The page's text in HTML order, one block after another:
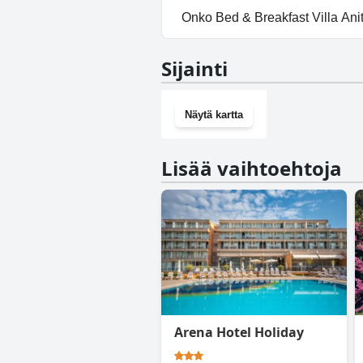
Kyllä, Bed & Breakfast Villa
Onko Bed & Breakfast Villa
Sijainti
Näytä kartta
Lisää vaihtoehtoja
Arena Hotel Holiday